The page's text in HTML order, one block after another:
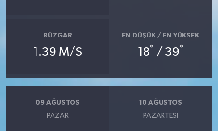
RÜZGAR
1.39 M/S
EN DÜŞÜK / EN YÜKSEK
18° / 39°
09 AĞUSTOS
PAZAR
10 AĞUSTOS
PAZARTESI